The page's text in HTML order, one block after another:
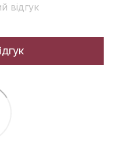
відгук